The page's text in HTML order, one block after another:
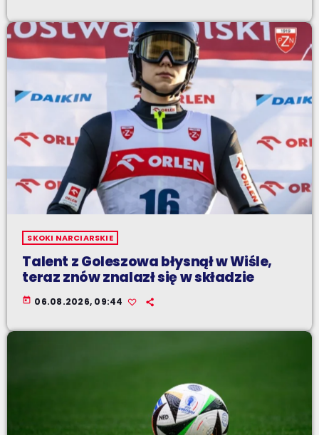
SKOKI NARCIARSKIE
Talent z Goleszowa błysnął w Wiśle,
teraz znów znalazł się w składzie
today 06.08.2026, 09:44